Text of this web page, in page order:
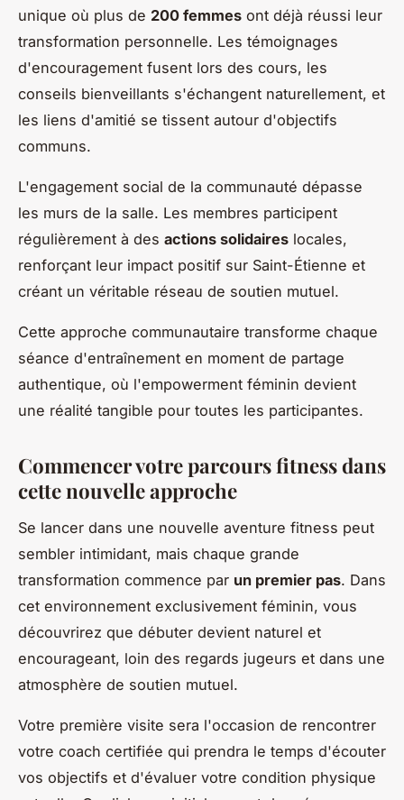
unique où plus de 200 femmes ont déjà réussi leur
transformation personnelle. Les témoignages
d'encouragement fusent lors des cours, les
conseils bienveillants s'échangent naturellement, et
les liens d'amitié se tissent autour d'objectifs
communs.
L'engagement social de la communauté dépasse
les murs de la salle. Les membres participent
régulièrement à des actions solidaires locales,
renforçant leur impact positif sur Saint-Étienne et
créant un véritable réseau de soutien mutuel.
Cette approche communautaire transforme chaque
séance d'entraînement en moment de partage
authentique, où l'empowerment féminin devient
une réalité tangible pour toutes les participantes.
Commencer votre parcours fitness dans
cette nouvelle approche
Se lancer dans une nouvelle aventure fitness peut
sembler intimidant, mais chaque grande
transformation commence par un premier pas. Dans
cet environnement exclusivement féminin, vous
découvrirez que débuter devient naturel et
encourageant, loin des regards jugeurs et dans une
atmosphère de soutien mutuel.
Votre première visite sera l'occasion de rencontrer
votre coach certifiée qui prendra le temps d'écouter
vos objectifs et d'évaluer votre condition physique